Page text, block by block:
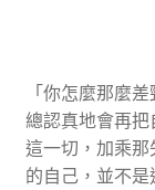
「你怎麼那麼
總認真地會再
這一切，加乘
的自己，並不